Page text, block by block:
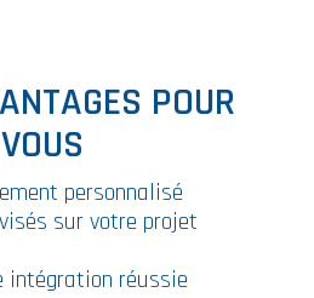
POUR
VOUS
personnalisé
sur votre projet
intégration réussie